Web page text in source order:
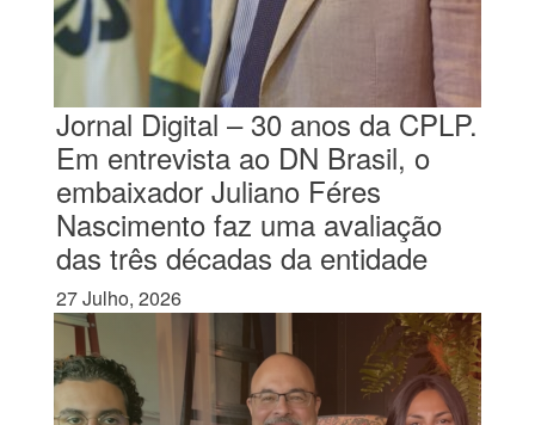
Jornal Digital – 30 anos da CPLP.
Em entrevista ao DN Brasil, o
embaixador Juliano Féres
Nascimento faz uma avaliação
das três décadas da entidade
27 Julho, 2026